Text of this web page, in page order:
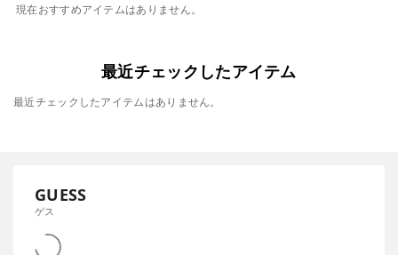
現在おすすめアイテムはありません。
最近チェックしたアイテム
最近チェックしたアイテムはありません。
GUESS
ゲス